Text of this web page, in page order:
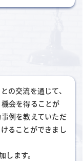
の交流を通じて、
会を得ることが
例を教えていただ
ることができまし
ます。